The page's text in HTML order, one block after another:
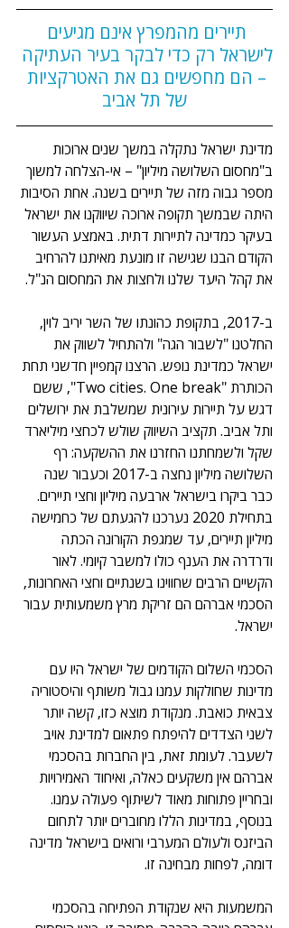
תיירים מהמפרץ אינם מגיעים
לישראל רק כדי לבקר בעיר העתיקה
– הם מחפשים גם את האטרקציות
של תל אביב
מדינת ישראל נתקלה במשך שנים ארוכות
ב"מחסום השלושה מיליון" – אי-הצלחה למשוך
מספר גבוה מזה של תיירים בשנה. אחת הסיבות
היתה שבמשך תקופה ארוכה שיווקנו את ישראל
בעיקר כמדינה לתיירות דתית. באמצע העשור
הקודם הבנו שגישה זו מונעת מאיתנו להרחיב
את קהל היעד שלנו ולחצות את המחסום הנ"ל.
ב-2017, בתקופת כהונתו של השר יריב לוין,
החלטנו "לשבור הגה" ולהתחיל לשווק את
ישראל כמדינת נופש. הרצנו קמפיין חדשני תחת
הכותרת "Two cities. One break", ששם
דגש על תיירות עירונית שמשלבת את ירושלים
ותל אביב. תקציב השיווק שולש לכחצי מיליארד
שקל ולשמחתנו החזרנו את ההשקעה: רף
השלושה מיליון נחצה ב-2017 וכעבור שנה
כבר ביקרו בישראל ארבעה מיליון וחצי תיירים.
בתחילת 2020 נערכנו להגעתם של כחמישה
מיליון תיירים, עד שמגפת הקורונה הכתה
ודרדרה את הענף כולו למשבר קיומי. לאור
הקשיים הרבים שחווינו בשנתיים וחצי האחרונות,
הסכמי אברהם הם זריקת מרץ משמעותית עבור
ישראל.
הסכמי השלום הקודמים של ישראל היו עם
מדינות שחולקות עמנו גבול משותף והיסטוריה
צבאית כואבת. מנקודת מוצא כזו, קשה יותר
לשני הצדדים להיפתח פתאום למדינת אויב
לשעבר. לעומת זאת, בין החברות בהסכמי
אברהם אין משקעים כאלה, ואיחוד האמירויות
ובחריין פתוחות מאוד לשיתוף פעולה עמנו.
בנוסף, במדינות הללו מחוברים יותר לתחום
הביזנס ולעולם המערבי ורואים בישראל מדינה
דומה, לפחות מבחינה זו.
המשמעות היא שנקודת הפתיחה בהסכמי